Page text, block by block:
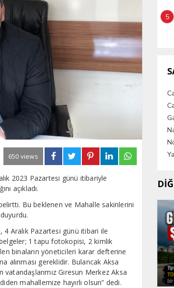
650 views
2023 Pazartesi günü itibariyle
açıkladı.
Bu beklenen ve Mahalle sakinlerini
Aralık Pazartesi günü itibari ile
1 tapu fotokopisi, 2 kimlik
binaların yöneticileri karar defterine
alınması gereklidir. Bulancak Aksa
Giresun Merkez Aksa
mahallemize hayırlı olsun” dedi.
5